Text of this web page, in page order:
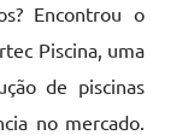
Encontrou o
Piscina, uma
de piscinas
no mercado.